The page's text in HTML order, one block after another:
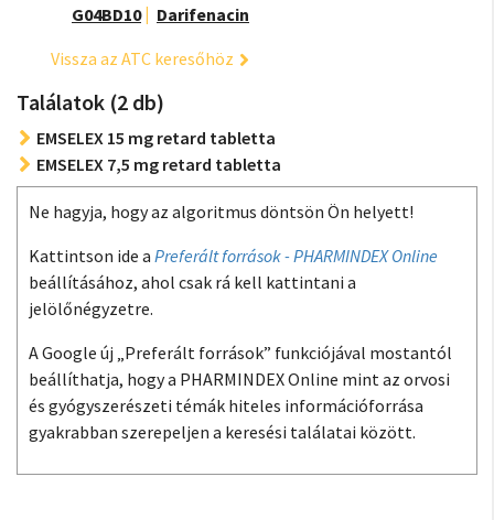
G04BD10
Darifenacin
Vissza az ATC keresőhöz
Találatok (2 db)
EMSELEX 15 mg retard tabletta
EMSELEX 7,5 mg retard tabletta
Ne hagyja, hogy az algoritmus döntsön Ön helyett!
Kattintson ide a Preferált források - PHARMINDEX Online
beállításához, ahol csak rá kell kattintani a
jelölőnégyzetre.
A Google új „Preferált források” funkciójával mostantól
beállíthatja, hogy a PHARMINDEX Online mint az orvosi
és gyógyszerészeti témák hiteles információforrása
gyakrabban szerepeljen a keresési találatai között.